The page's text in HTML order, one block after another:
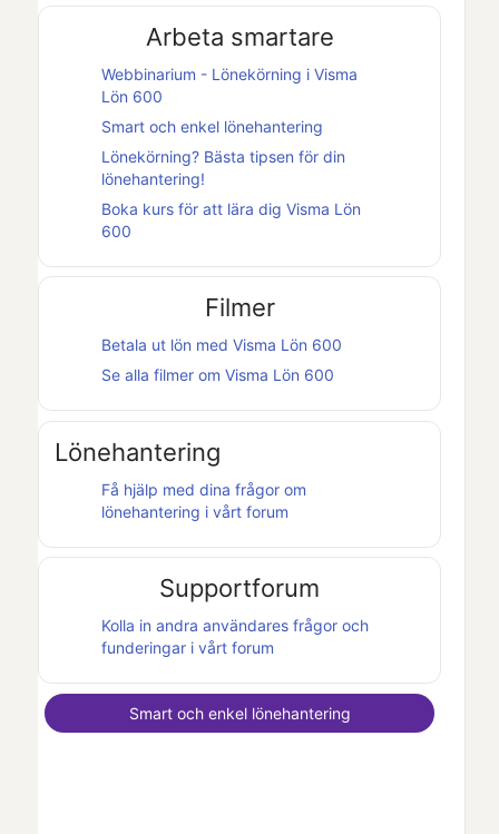
Arbeta smartare
Webbinarium - Lönekörning i Visma
Lön 600
Smart och enkel lönehantering
Lönekörning? Bästa tipsen för din
lönehantering!
Boka kurs för att lära dig Visma Lön
600
Filmer
Betala ut lön med Visma Lön 600
Se alla filmer om Visma Lön 600
Lönehantering
Få hjälp med dina frågor om
lönehantering i vårt forum
Supportforum
Kolla in andra användares frågor och
funderingar i vårt forum
Smart och enkel lönehantering